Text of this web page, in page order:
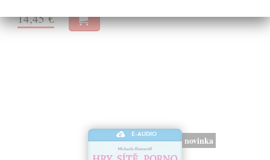
14,45 €
E-AUDIO
novinka